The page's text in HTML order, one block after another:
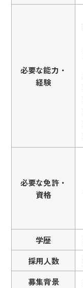
必要な能力・
経験
必要な免許・
資格
学歴
採用人数
募集背景